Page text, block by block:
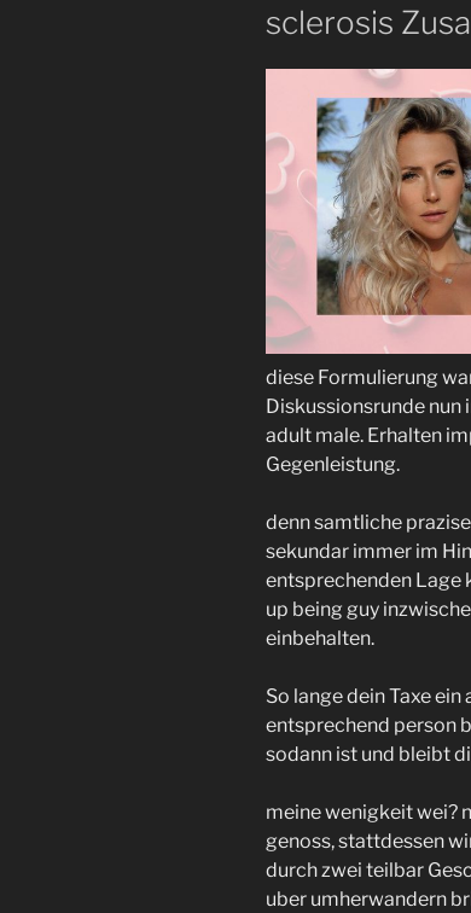
sclerosis
diese Formulierung
Diskussionsrunde
adult male. Erhalten
Gegenleistung.
denn samtliche
sekundar immer im
entsprechenden Lage
up being guy
einbehalten.
So lange dein Taxe
entsprechend person
sodann ist und bleibt
meine wenigkeit wei?
genoss, stattdessen
durch zwei teilbar
uber umherwandern